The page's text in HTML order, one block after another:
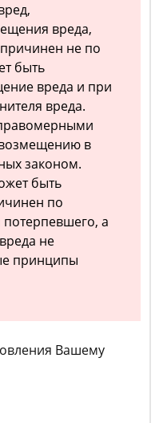
вреда,
не по
быть
вреда и при
вреда.
в
законом.
быть
по
потерпевшего, а
не
принципы
Вашему